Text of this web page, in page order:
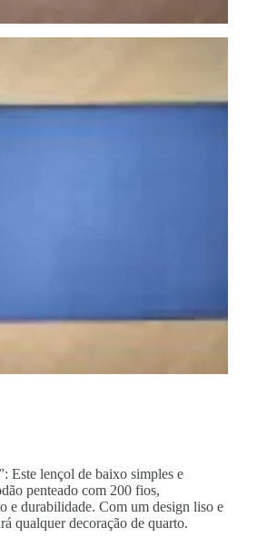
Este lençol de baixo simples e
penteado com 200 fios,
e durabilidade. Com um design liso e
qualquer decoração de quarto.